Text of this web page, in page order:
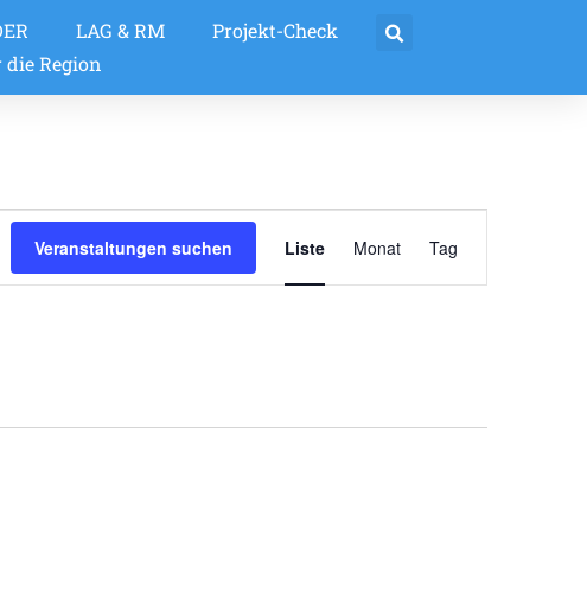
LAG & RM
Projekt-Check
die Region
Veranstaltungen suchen
Ansichten-
Liste Monat Tag